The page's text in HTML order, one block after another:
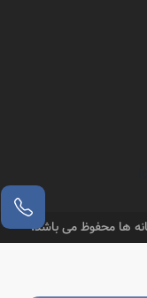
ها محفوظ می باشد.